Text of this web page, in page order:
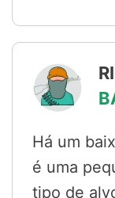
Há um
é uma
tipo de